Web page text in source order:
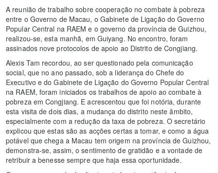
A reunião de trabalho sobre cooperação no combate à pobreza
entre o Governo de Macau, o Gabinete de Ligação do Governo
Popular Central na RAEM e o governo da província de Guizhou,
realizou-se, esta manhã, em Guiyang. No encontro, foram
assinados nove protocolos de apoio ao Distrito de Congjiang.
Alexis Tam recordou, ao ser questionado pela comunicação
social, que no ano passado, sob a liderança do Chefe do
Executivo e do Gabinete de Ligação do Governo Popular Central
na RAEM, foram iniciados os trabalhos de apoio ao combate à
pobreza em Congjiang. E acrescentou que foi notória, durante
esta visita de dois dias, a mudança do distrito neste âmbito,
especialmente com a redução da taxa de pobreza. O secretário
explicou que estas são as acções certas a tomar, e como a água
potável que chega a Macau tem origem na província de Guizhou,
demonstra-se, assim, o sentimento de gratidão e a vontade de
retribuir a benesse sempre que haja essa oportunidade.